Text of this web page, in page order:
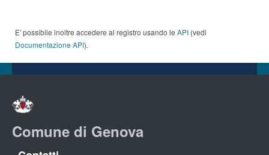
E' possibile inoltre accedere al registro usando le API (vedi
Documentazione API).
Comune di Genova